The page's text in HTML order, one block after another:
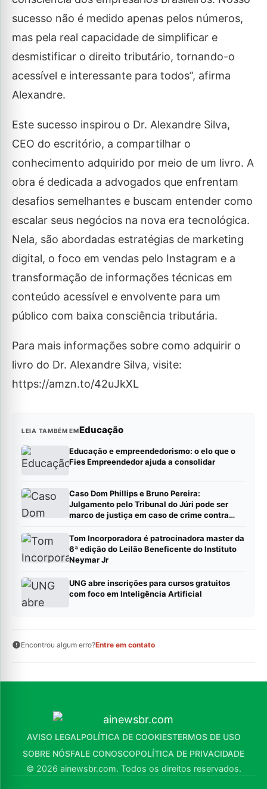
sucesso não é medido apenas pelos números,
mas pela real capacidade de simplificar e
desmistificar o direito tributário, tornando-o
acessível e interessante para todos”, afirma
Alexandre.
Este sucesso inspirou o Dr. Alexandre Silva,
CEO do escritório, a compartilhar o
conhecimento adquirido por meio de um livro. A
obra é dedicada a advogados que enfrentam
desafios semelhantes e buscam entender como
escalar seus negócios na nova era tecnológica.
Nela, são abordadas estratégias de marketing
digital, o foco em vendas pelo Instagram e a
transformação de informações técnicas em
conteúdo acessível e envolvente para um
público com baixa consciência tributária.
Para mais informações sobre como adquirir o
livro do Dr. Alexandre Silva, visite:
https://amzn.to/42uJkXL
LEIA TAMBÉM EMEducação
Educação e empreendedorismo: o elo que o
Fies Empreendedor ajuda a consolidar
Caso Dom Phillips e Bruno Pereira:
Julgamento pelo Tribunal do Júri pode ser
marco de justiça em caso de crime contra
Tom Incorporadora é patrocinadora master da
6ª edição do Leilão Beneficente do Instituto
Neymar Jr
UNG abre inscrições para cursos gratuitos
com foco em Inteligência Artificial
Encontrou algum erro?Entre em contato
AVISO LEGALPOLÍTICA DE COOKIESTERMOS DE USO
SOBRE NÓSFALE CONOSCOPOLÍTICA DE PRIVACIDADE
© 2026 ainewsbr.com. Todos os direitos reservados.